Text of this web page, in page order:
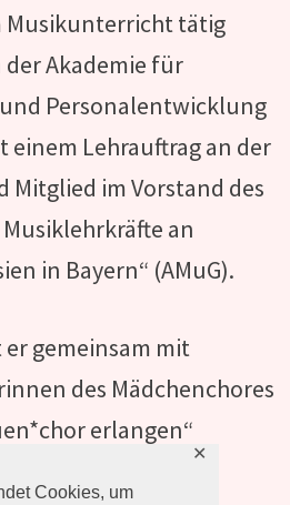
Cookies, um
✕
Musikunterricht tätig
Akademie für
Personalentwicklung
einem Lehrauftrag an der
Mitglied im Vorstand des
an
in Bayern“ (AMuG).
gemeinsam mit
des Mädchenchores
erlangen“